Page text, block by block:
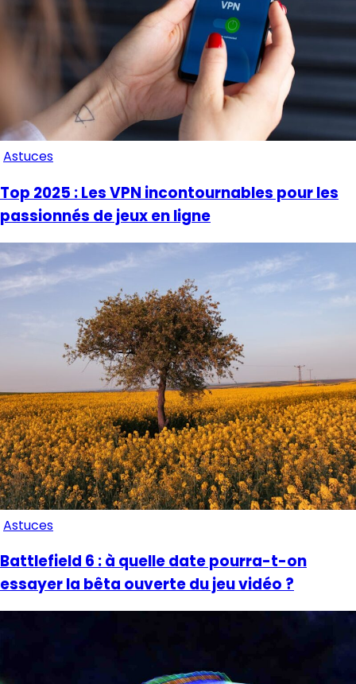
Astuces
Top 2025 : Les VPN incontournables pour les
passionnés de jeux en ligne
Astuces
Battlefield 6 : à quelle date pourra-t-on
essayer la bêta ouverte du jeu vidéo ?